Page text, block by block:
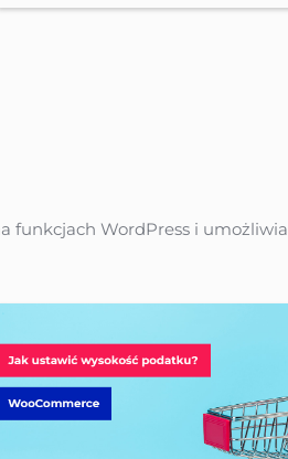
funkcjach WordPress i umożliwia